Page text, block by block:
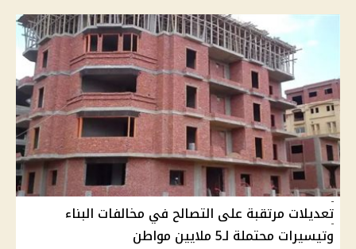
تعديلات مرتقبة على التصالح في مخالفات البناء
وتيسيرات محتملة لـ5 ملايين مواطن